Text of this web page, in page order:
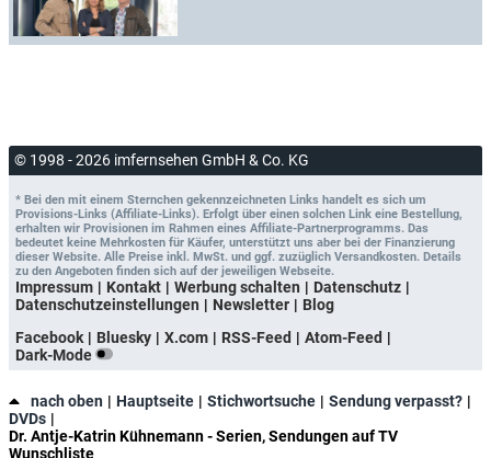
© 1998 - 2026 imfernsehen GmbH & Co. KG
* Bei den mit einem Sternchen gekennzeichneten Links handelt es sich um
Provisions-Links (Affiliate-Links). Erfolgt über einen solchen Link eine Bestellung,
erhalten wir Provisionen im Rahmen eines Affiliate-Partnerprogramms. Das
bedeutet keine Mehrkosten für Käufer, unterstützt uns aber bei der Finanzierung
dieser Website. Alle Preise inkl. MwSt. und ggf. zuzüglich Versandkosten. Details
zu den Angeboten finden sich auf der jeweiligen Webseite.
Impressum Kontakt Werbung schalten
Datenschutz
Datenschutzeinstellungen
Newsletter
Blog
Facebook
Bluesky X.com RSS-Feed
Atom-Feed
Dark-Mode
nach oben Hauptseite Stichwortsuche
Sendung verpasst?
DVDs
Dr. Antje-Katrin Kühnemann - Serien, Sendungen auf TV
Wunschliste